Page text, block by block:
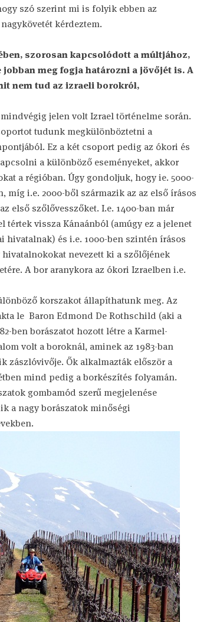
szó szerint mi is folyik ebben az
kérdeztem.
szorosan kapcsolódott a múltjához,
meg fogja határozni a jövőjét is. A
nem tud az izraeli borokról,
jelen volt Izrael történelme során.
tudunk megkülönböztetni a
Ez a két csoport pedig az ókori és
a különböző eseményeket, akkor
a régióban. Úgy gondoljuk, hogy ie. 5000-
míg i.e. 2000-ből származik az az első írásos
első szőlővesszőket. I.e. 1400-ban már
vissza Kánaánból (amúgy ez a jelenet
és i.e. 1000-ben szintén írásos
nevezett ki a szőlőjének
A bor aranykora az ókori Izraelben i.e.
korszakot állapíthatunk meg. Az
le Baron Edmond De Rothschild (aki a
ben borászatot hozott létre a Karmel-
volt a boroknál, aminek az 1983-ban
zászlóvivője. Ők alkalmazták először a
mind pedig a borkészítés folyamán.
gombamód szerű megjelenése
a nagy borászatok minőségi